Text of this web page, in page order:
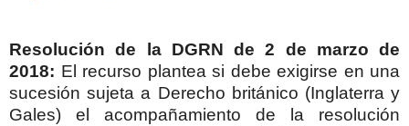
Resolución de la DGRN de 2 de marzo de
2018: El recurso plantea si debe exigirse en una
sucesión sujeta a Derecho británico (Inglaterra y
Gales) el acompañamiento de la resolución